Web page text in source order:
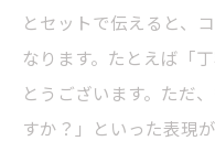
とセットで伝えると、
なります。たとえば「
とうございます。ただ
すか？」といった表現